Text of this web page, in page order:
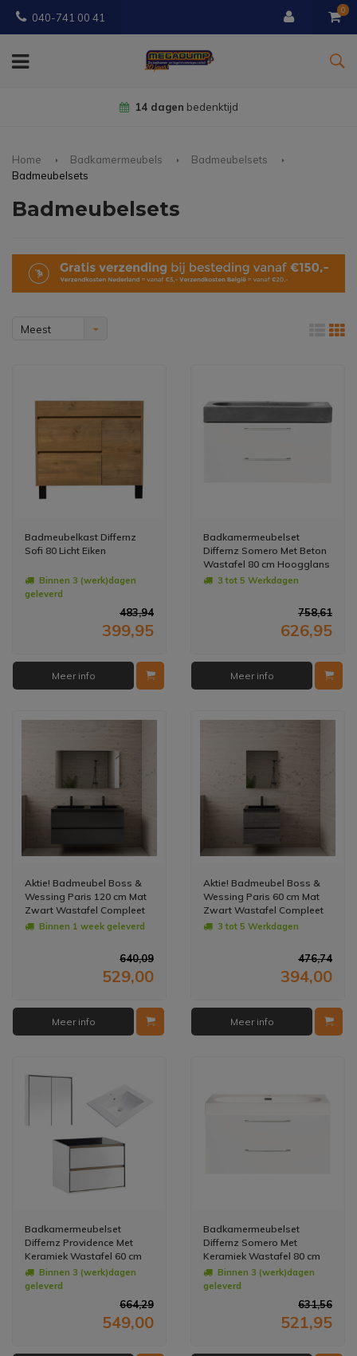
040-741 00 41
0
14 dagen bedenktijd
Home Badkamermeubels
Badmeubelsets
Badmeubelsets
Badmeubelsets
Meest
Badmeubelkast Differnz
Sofi 80 Licht Eiken
Binnen 3 (werk)dagen
geleverd
483,94
399,95
Meer info
Badkamermeubelset
Differnz Somero Met Beton
Wastafel 80 cm Hoogglans
Wit3 tot 5 Werkdagen
758,61
626,95
Meer info
Aktie! Badmeubel Boss &
Wessing Paris 120 cm Mat
Zwart Wastafel Compleet
Frey Oak (2 Kraangaten)
Binnen 1 week geleverd
640,09
529,00
Meer info
Aktie! Badmeubel Boss &
Wessing Paris 60 cm Mat
Zwart Wastafel Compleet
Frey Oak (1 Kraangat)
3 tot 5 Werkdagen
476,74
394,00
Meer info
Badkamermeubelset
Differnz Providence Met
Keramiek Wastafel 60 cm
Wit (Inc. Spiegelkast)
Binnen 3 (werk)dagen
geleverd
664,29
549,00
Badkamermeubelset
Differnz Somero Met
Keramiek Wastafel 80 cm
Hoogglans Wit
Binnen 3 (werk)dagen
geleverd
631,56
521,95